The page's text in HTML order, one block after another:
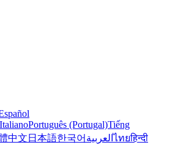
ItalianoPortuguês (Portugal)Tiếng
中文 日本語한국어 العربيةไทยहिन्दी